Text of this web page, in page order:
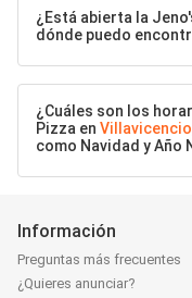
¿Está abierta la
dónde puedo
¿Cuáles son los
Pizza en Villavicencio
como Navidad y Año
Información
Preguntas más frecuentes
¿Quieres anunciar?